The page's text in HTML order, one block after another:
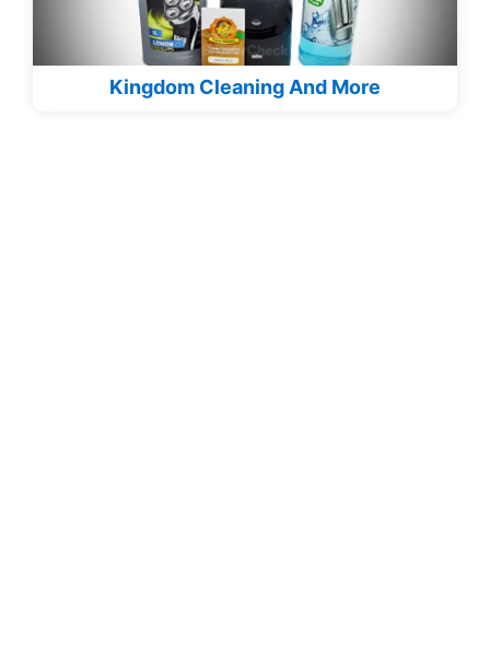
Kingdom Cleaning And More